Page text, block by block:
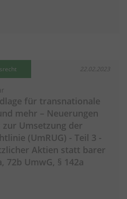
22.02.2023
für transnationale
mehr – Neuerungen
zur Umsetzung der
(UmRUG) - Teil 3 -
Aktien statt barer
72b UmwG, § 142a